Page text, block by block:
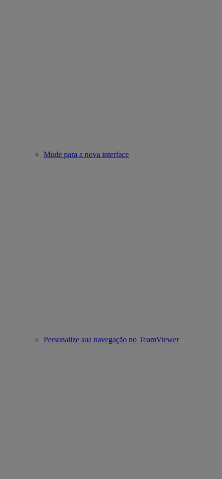
Mude para a nova interface
Personalize sua navegação no TeamViewer